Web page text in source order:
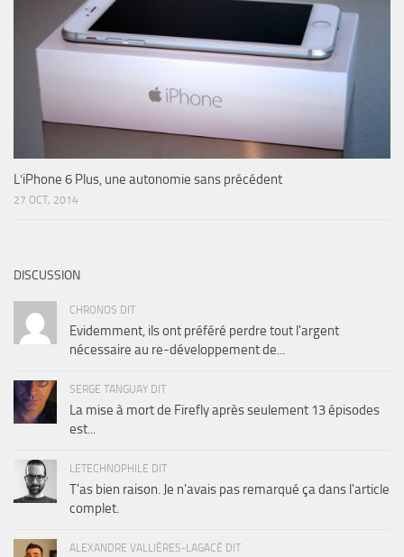
L’iPhone 6 Plus, une autonomie sans précédent
27 OCT, 2014
DISCUSSION
CHRONOS DIT
Evidemment, ils ont préféré perdre tout l'argent
nécessaire au re-développement de...
SERGE TANGUAY DIT
La mise à mort de Firefly après seulement 13 épisodes
est...
LETECHNOPHILE DIT
T'as bien raison. Je n'avais pas remarqué ça dans l'article
complet.
ALEXANDRE VALLIÈRES-LAGACÉ DIT